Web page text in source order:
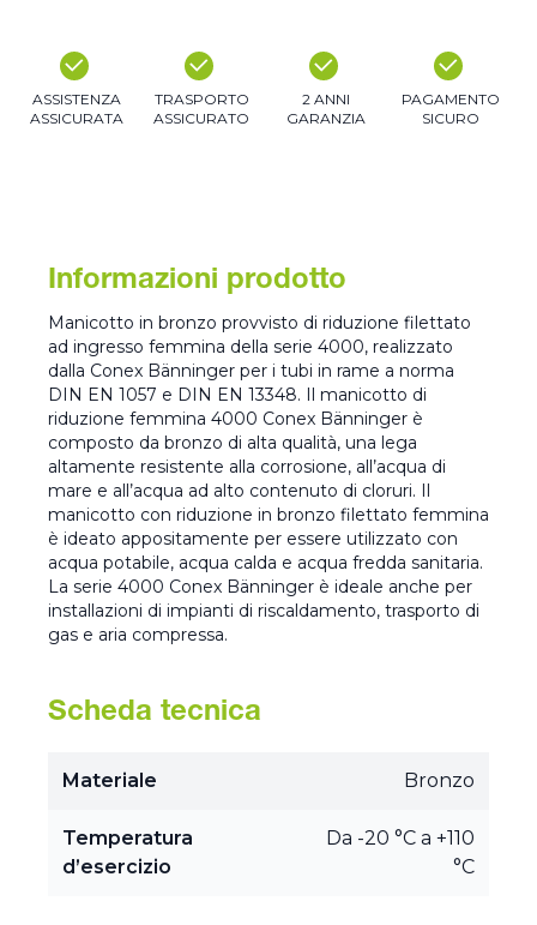
ASSISTENZA
ASSICURATA
TRASPORTO
ASSICURATO
2 ANNI
GARANZIA
PAGAMENTO
SICURO
Informazioni prodotto
Manicotto in bronzo provvisto di riduzione filettato
ad ingresso femmina della serie 4000, realizzato
dalla Conex Bänninger per i tubi in rame a norma
DIN EN 1057 e DIN EN 13348. Il manicotto di
riduzione femmina 4000 Conex Bänninger è
composto da bronzo di alta qualità, una lega
altamente resistente alla corrosione, all’acqua di
mare e all’acqua ad alto contenuto di cloruri. Il
manicotto con riduzione in bronzo filettato femmina
è ideato appositamente per essere utilizzato con
acqua potabile, acqua calda e acqua fredda sanitaria.
La serie 4000 Conex Bänninger è ideale anche per
installazioni di impianti di riscaldamento, trasporto di
gas e aria compressa.
Scheda tecnica
Materiale Bronzo
Temperatura
d’esercizio
Da -20 °C a +110
°C